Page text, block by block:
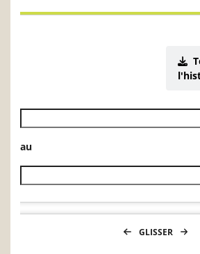
Date de début de l’historique des
au
Date de fin de l’historique des VL
GLISSER